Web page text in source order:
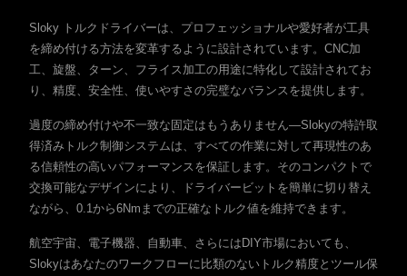
Sloky トルクドライバーは、プロフェッショナルや愛好者が工具
を締め付ける方法を変革するように設計されています。CNC加
工、旋盤、ターン、フライス加工の用途に特化して設計されてお
り、精度、安全性、使いやすさの完璧なバランスを提供します。
過度の締め付けや不一致な固定はもうありません—Slokyの特許取
得済みトルク制御システムは、すべての作業に対して再現性のあ
る信頼性の高いパフォーマンスを保証します。そのコンパクトで
交換可能なデザインにより、ドライバービットを簡単に切り替え
ながら、0.1から6Nmまでの正確なトルク値を維持できます。
航空宇宙、電子機器、自動車、さらにはDIY市場においても、
Slokyはあなたのワークフローに比類のないトルク精度とツール保